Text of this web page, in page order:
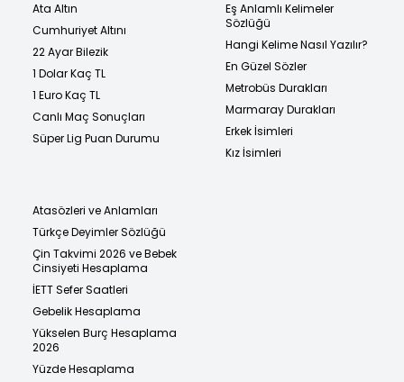
Ata Altın
Cumhuriyet Altını
22 Ayar Bilezik
1 Dolar Kaç TL
1 Euro Kaç TL
Canlı Maç Sonuçları
Süper Lig Puan Durumu
Eş Anlamlı Kelimeler
Sözlüğü
Hangi Kelime Nasıl Yazılır?
En Güzel Sözler
Metrobüs Durakları
Marmaray Durakları
Erkek İsimleri
Kız İsimleri
Atasözleri ve Anlamları
Türkçe Deyimler Sözlüğü
Çin Takvimi 2026 ve Bebek
Cinsiyeti Hesaplama
İETT Sefer Saatleri
Gebelik Hesaplama
Yükselen Burç Hesaplama
2026
Yüzde Hesaplama